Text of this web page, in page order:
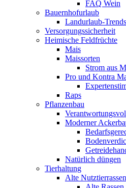
FAQ Wein
Bauernhofurlaub
Landurlaub-Trends
Versorgungssicherheit
Heimische Feldfrüchte
Mais
Maissorten
Strom aus
Pro und Kontra
Raps
Pflanzenbau
Moderner
Natürlich düngen
Tierhaltung
Alte Nutztierrassen